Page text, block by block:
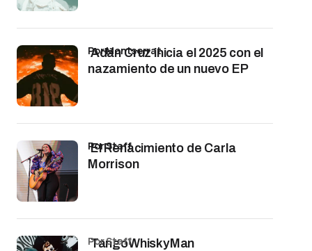
Adán Cruz inicia el 2025 con el
nazamiento de un nuevo EP
por Montserrat
El Renacimiento de Carla
Morrison
por Staff
TangoWhiskyMan
por Staff